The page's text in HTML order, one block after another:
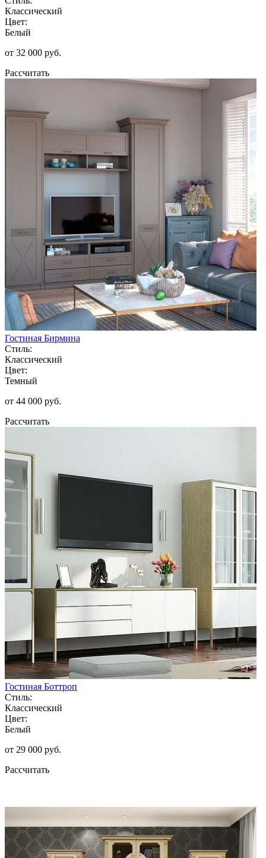
Классический
Цвет:
Белый
от 32 000 руб.
Рассчитать
Гостиная Бирмина
Стиль:
Классический
Цвет:
Темный
от 44 000 руб.
Рассчитать
Гостиная Боттроп
Стиль:
Классический
Цвет:
Белый
от 29 000 руб.
Рассчитать